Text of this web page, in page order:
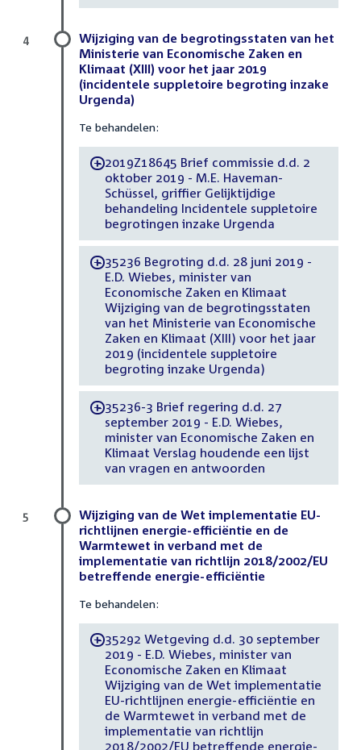
Wijziging van de begrotingsstaten van het
Ministerie van Economische Zaken en
Klimaat (XIII) voor het jaar 2019
(incidentele suppletoire begroting inzake
Urgenda)
Te behandelen:
-2019Z18645 Brief commissie d.d. 2
oktober 2019 - M.E. Haveman-
Schüssel, griffier Gelijktijdige
behandeling Incidentele suppletoire
begrotingen inzake Urgenda
-35236 Begroting d.d. 28 juni 2019 -
E.D. Wiebes, minister van
Economische Zaken en Klimaat
Wijziging van de begrotingsstaten
van het Ministerie van Economische
Zaken en Klimaat (XIII) voor het jaar
2019 (incidentele suppletoire
begroting inzake Urgenda)
-35236-3 Brief regering d.d. 27
september 2019 - E.D. Wiebes,
minister van Economische Zaken en
Klimaat Verslag houdende een lijst
van vragen en antwoorden
4
Wijziging van de Wet implementatie EU-
richtlijnen energie-efficiëntie en de
Warmtewet in verband met de
implementatie van richtlijn 2018/2002/EU
betreffende energie-efficiëntie
Te behandelen:
-35292 Wetgeving d.d. 30 september
2019 - E.D. Wiebes, minister van
Economische Zaken en Klimaat
Wijziging van de Wet implementatie
EU-richtlijnen energie-efficiëntie en
de Warmtewet in verband met de
implementatie van richtlijn
2018/2002/EU betreffende energie-
5